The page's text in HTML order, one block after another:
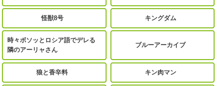
怪獣8号 キングダム
時々ボソッとロシア語でデレる
隣のアーリャさん
ブルーアーカイブ
狼と香辛料 キン肉マン